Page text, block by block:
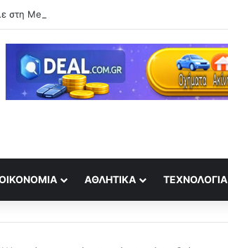
ΑΘΛΗΤΙΚΆ ΤΕΧΝΟΛΟΓΊΑ